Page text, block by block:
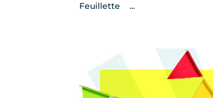
Feuillette ...